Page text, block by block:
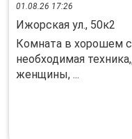
01.08.26 17:26
Ижорская ул., 50к2
Комната в хорошем
необходимая
женщины, ...